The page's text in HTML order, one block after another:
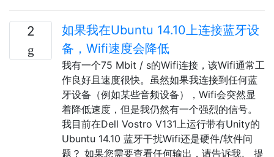
2
如果我在Ubuntu 14.10上连接蓝牙设
备，Wifi速度会降低
我有一个75 Mbit / s的Wifi连接，该Wifi通常工
作良好且速度很快。虽然如果我连接到任何蓝
牙设备（例如某些音频设备），Wifi会突然显
着降低速度，但是我仍然有一个强烈的信号。
我目前在Dell Vostro V131上运行带有Unity的
Ubuntu 14.10 蓝牙干扰Wifi还是硬件/软件问
题？ 如果您需要查看任何输出，请告诉我。 提